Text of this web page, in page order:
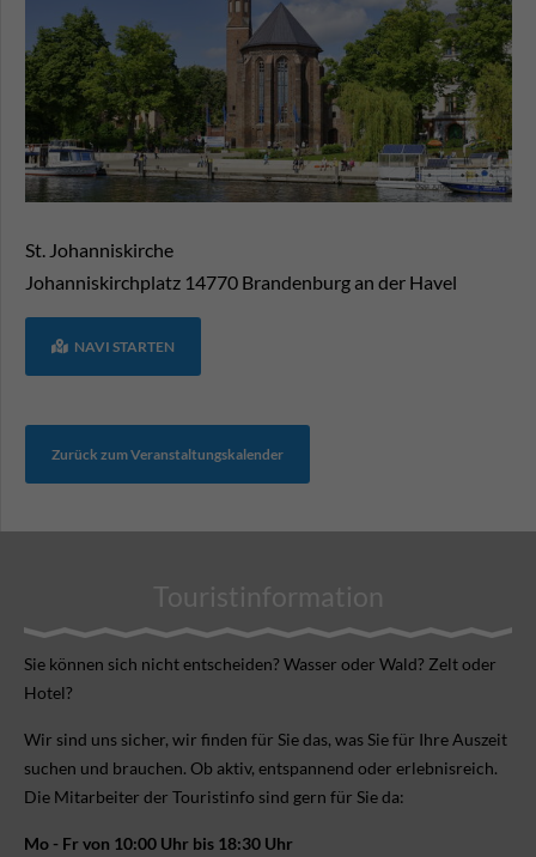
St. Johanniskirche
Johanniskirchplatz 14770 Brandenburg an der Havel
NAVI STARTEN
Zurück zum Veranstaltungskalender
Touristinformation
Sie können sich nicht ent­scheiden? Wasser oder Wald? Zelt oder
Hotel?
Wir sind uns sicher, wir finden für Sie das, was Sie für Ihre Aus­zeit
suchen und brauchen. Ob aktiv, ent­spannend oder erlebnis­reich.
Die Mitarbeiter der Touristinfo sind gern für Sie da:
Mo - Fr von 10:00 Uhr bis 18:30 Uhr